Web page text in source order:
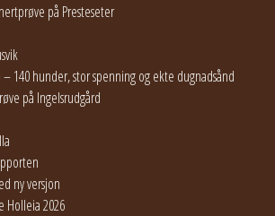
på Presteseter
140 hunder, stor spenning og ekte dugnadsånd
på Ingelsrudgård
ny versjon
Holleia 2026